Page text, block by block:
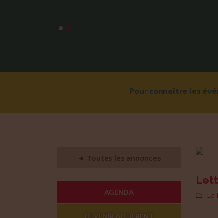
Pour connaître les
La
◄ Toutes les annonces
AGENDA
DEVENIR ADHÉRENT